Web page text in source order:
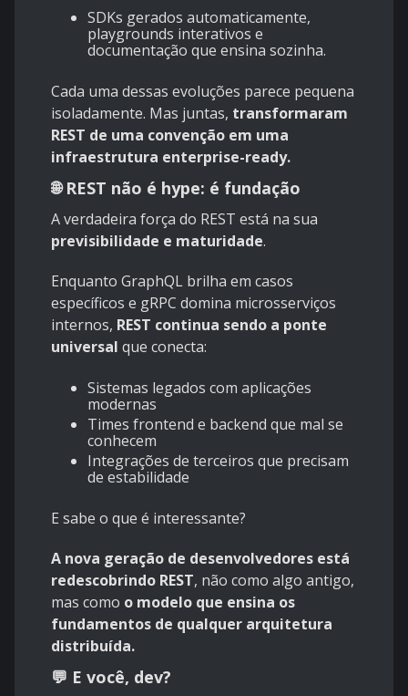
SDKs gerados automaticamente,
playgrounds interativos e
documentação que ensina sozinha.
Cada uma dessas evoluções parece pequena
isoladamente. Mas juntas, transformaram
REST de uma convenção em uma
infraestrutura enterprise-ready.
🌐 REST não é hype: é fundação
A verdadeira força do REST está na sua
previsibilidade e maturidade.
Enquanto GraphQL brilha em casos
específicos e gRPC domina microsserviços
internos, REST continua sendo a ponte
universal que conecta:
Sistemas legados com aplicações
modernas
Times frontend e backend que mal se
conhecem
Integrações de terceiros que precisam
de estabilidade
E sabe o que é interessante?
A nova geração de desenvolvedores está
redescobrindo REST, não como algo antigo,
mas como o modelo que ensina os
fundamentos de qualquer arquitetura
distribuída.
💬 E você, dev?